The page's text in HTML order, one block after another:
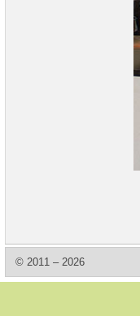
© 2011 – 2026